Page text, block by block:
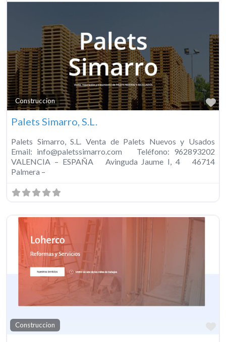
Construccion
Palets Simarro, S.L.
Palets Simarro, S.L. Venta de Palets Nuevos y Usados
Email: info@paletssimarro.com Teléfono: 962893202
VALENCIA – ESPAÑA Avinguda Jaume I, 4 46714
Palmera –
Construccion